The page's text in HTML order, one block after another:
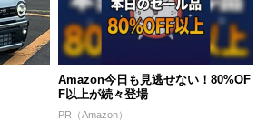
Amazon今日も見逃せない！80%OF
F以上が続々登場
PR（Amazon）